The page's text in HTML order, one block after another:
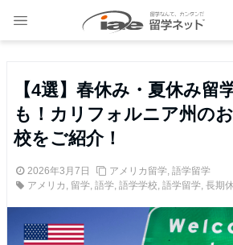
【4選】春休み・夏休み留
も！カリフォルニア州の
校をご紹介！
2026年3月7日 アメリカ留学, 語学留学
アメリカ , 留学, 語学, 語学学校, 語学留学, 長期